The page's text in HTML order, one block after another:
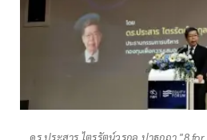
ดร.ประสาร ไตรรัตน์วรกุล ปาฐกถา "8